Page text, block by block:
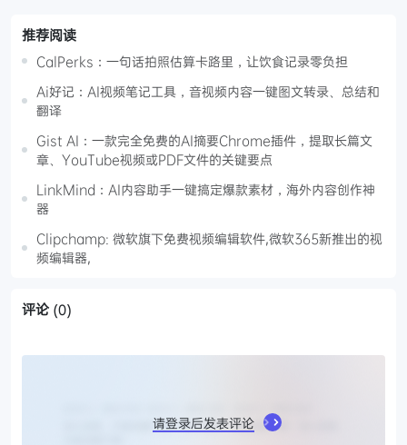
推荐阅读
CalPerks：一句话拍照估算卡路里，让饮食记录零负担
Ai好记：AI视频笔记工具，音视频内容一键图文转录、总结和
翻译
Gist AI：一款完全免费的AI摘要Chrome插件，提取长篇文
章、YouTube视频或PDF文件的关键要点
LinkMind：AI内容助手一键搞定爆款素材，海外内容创作神
器
Clipchamp: 微软旗下免费视频编辑软件,微软365新推出的视
频编辑器,
评论 (0)
请登录后发表评论